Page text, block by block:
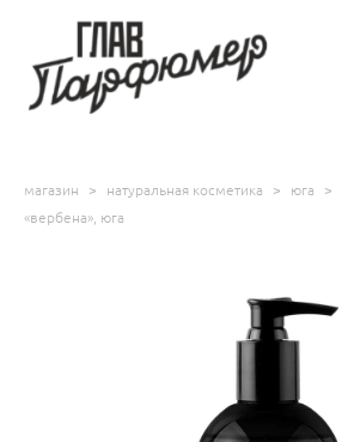
магазин > натуральная косметика > юга >
«вербена», юга